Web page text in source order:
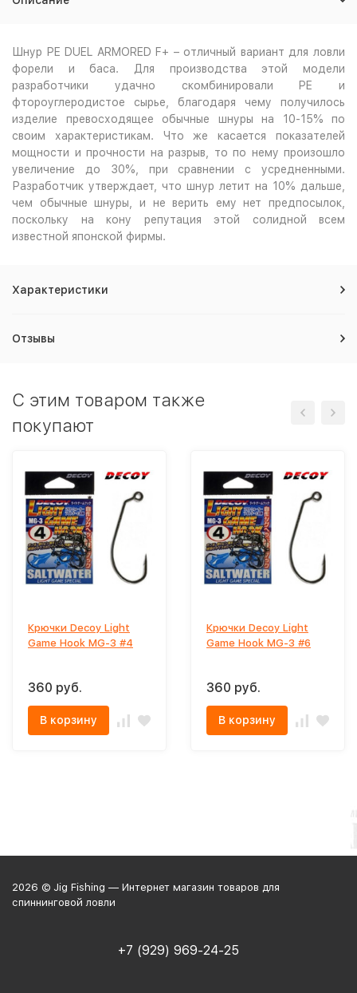
Шнур PE DUEL ARMORED F+ – отличный вариант для ловли
форели и баса. Для производства этой модели
разработчики удачно скомбинировали PE и
фтороуглеродистое сырье, благодаря чему получилось
изделие превосходящее обычные шнуры на 10-15% по
своим характеристикам. Что же касается показателей
мощности и прочности на разрыв, то по нему произошло
увеличение до 30%, при сравнении с усредненными.
Разработчик утверждает, что шнур летит на 10% дальше,
чем обычные шнуры, и не верить ему нет предпосылок,
поскольку на кону репутация этой солидной всем
известной японской фирмы.
Характеристики
Отзывы
C этим товаром также
покупают
Крючки Decoy Light
Game Hook MG-3 #4
360 руб.
В корзину
Крючки Decoy Light
Game Hook MG-3 #6
360 руб.
В корзину
2026 © Jig Fishing — Интернет магазин товаров для
спиннинговой ловли
+7 (929) 969-24-25